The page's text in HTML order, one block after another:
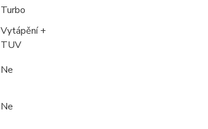
Turbo
Vytápění +
TUV
Ne
Ne